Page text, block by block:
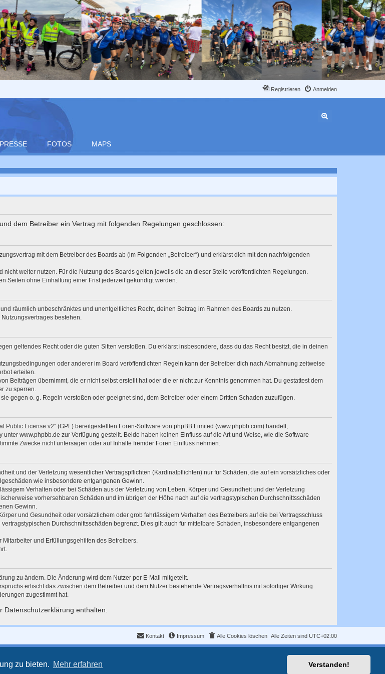
zu bieten. Mehr erfahren Verstanden!
Anmelden
Registrieren
PRESSE FOTOS MAPS
dem Betreiber ein Vertrag mit folgenden Regelungen geschlossen:
mit dem Betreiber des Boards ab (im Folgenden „Betreiber“) und erklärst dich mit den nachfolgenden
weiter nutzen. Für die Nutzung des Boards gelten jeweils die an dieser Stelle veröffentlichten Regelungen.
Seiten ohne Einhaltung einer Frist jederzeit gekündigt werden.
räumlich unbeschränktes und unentgeltliches Recht, deinen Beitrag im Rahmen des Boards zu nutzen.
bestehen.
geltendes Recht oder die guten Sitten verstoßen. Du erklärst insbesondere, dass du das Recht besitzt, die in deinen
oder anderer im Board veröffentlichten Regeln kann der Betreiber dich nach Abmahnung zeitweise
erteilen.
Beiträgen übernimmt, die er nicht selbst erstellt hat oder die er nicht zur Kenntnis genommen hat. Du gestattest dem
zu sperren.
gegen o. g. Regeln verstoßen oder geeignet sind, dem Betreiber oder einem Dritten Schaden zuzufügen.
Public License v2“ (GPL) bereitgestellten Foren-Software von phpBB Limited (www.phpbb.com) handelt;
www.phpbb.de zur Verfügung gestellt. Beide haben keinen Einfluss auf die Art und Weise, wie die Software
Zwecke nicht untersagen oder auf Inhalte fremder Foren Einfluss nehmen.
und der Verletzung wesentlicher Vertragspflichten (Kardinalpflichten) nur für Schäden, die auf ein vorsätzliches oder
wie insbesondere entgangenen Gewinn.
Verhalten oder bei Schäden aus der Verletzung von Leben, Körper und Gesundheit und der Verletzung
vorhersehbaren Schäden und im übrigen der Höhe nach auf die vertragstypischen Durchschnittsschäden
Gewinn.
und Gesundheit oder vorsätzlichem oder grob fahrlässigem Verhalten des Betreibers auf die bei Vertragsschluss
Durchschnittsschäden begrenzt. Dies gilt auch für mittelbare Schäden, insbesondere entgangenen
und Erfüllungsgehilfen des Betreibers.
zu ändern. Die Änderung wird dem Nutzer per E-Mail mitgeteilt.
erlischt das zwischen dem Betreiber und dem Nutzer bestehende Vertragsverhältnis mit sofortiger Wirkung.
zugestimmt hat.
enthalten.
Alle Zeiten sind UTC+02:00
Alle Cookies löschen
Impressum
Kontakt